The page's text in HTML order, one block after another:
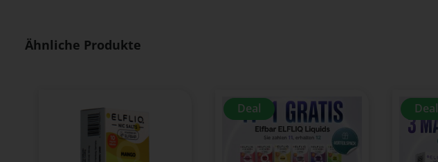
Produktgalerie überspringen
Ähnliche Produkte
Deal Deal